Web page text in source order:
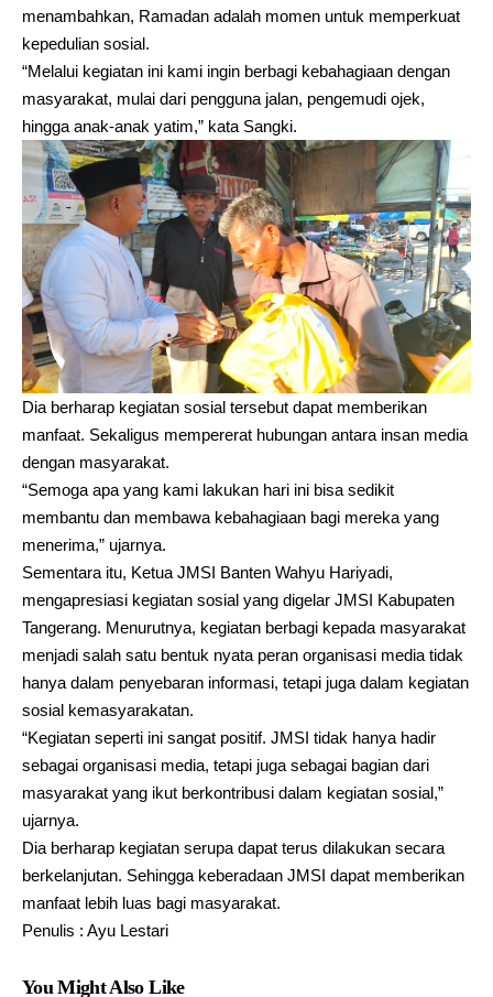
menambahkan, Ramadan adalah momen untuk memperkuat
kepedulian sosial.
“Melalui kegiatan ini kami ingin berbagi kebahagiaan dengan
masyarakat, mulai dari pengguna jalan, pengemudi ojek,
hingga anak-anak yatim,” kata Sangki.
Dia berharap kegiatan sosial tersebut dapat memberikan
manfaat. Sekaligus mempererat hubungan antara insan media
dengan masyarakat.
“Semoga apa yang kami lakukan hari ini bisa sedikit
membantu dan membawa kebahagiaan bagi mereka yang
menerima,” ujarnya.
Sementara itu, Ketua JMSI Banten Wahyu Hariyadi,
mengapresiasi kegiatan sosial yang digelar JMSI Kabupaten
Tangerang. Menurutnya, kegiatan berbagi kepada masyarakat
menjadi salah satu bentuk nyata peran organisasi media tidak
hanya dalam penyebaran informasi, tetapi juga dalam kegiatan
sosial kemasyarakatan.
“Kegiatan seperti ini sangat positif. JMSI tidak hanya hadir
sebagai organisasi media, tetapi juga sebagai bagian dari
masyarakat yang ikut berkontribusi dalam kegiatan sosial,”
ujarnya.
Dia berharap kegiatan serupa dapat terus dilakukan secara
berkelanjutan. Sehingga keberadaan JMSI dapat memberikan
manfaat lebih luas bagi masyarakat.
Penulis : Ayu Lestari
You Might Also Like